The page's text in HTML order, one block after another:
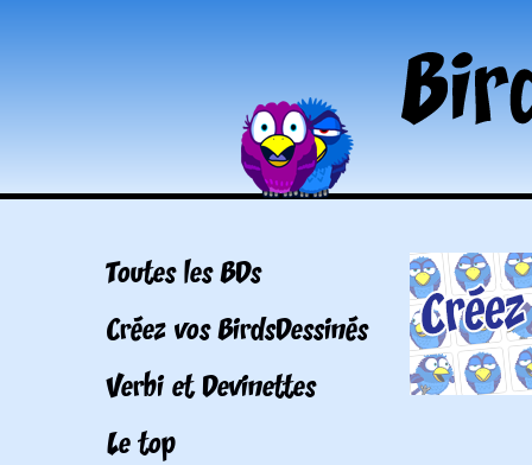
Toutes les BDs
Créez vos BirdsDessinés
Verbi et Devinettes
Le top